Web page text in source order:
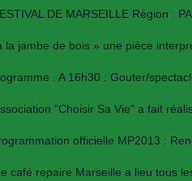
DE MARSEILLE Région :
la jambe de bois » une pièce
: A 16h30 : Gouter/
"Choisir Sa Vie" a fait
officielle MP2013 :
café repaire Marseille a lieu tous